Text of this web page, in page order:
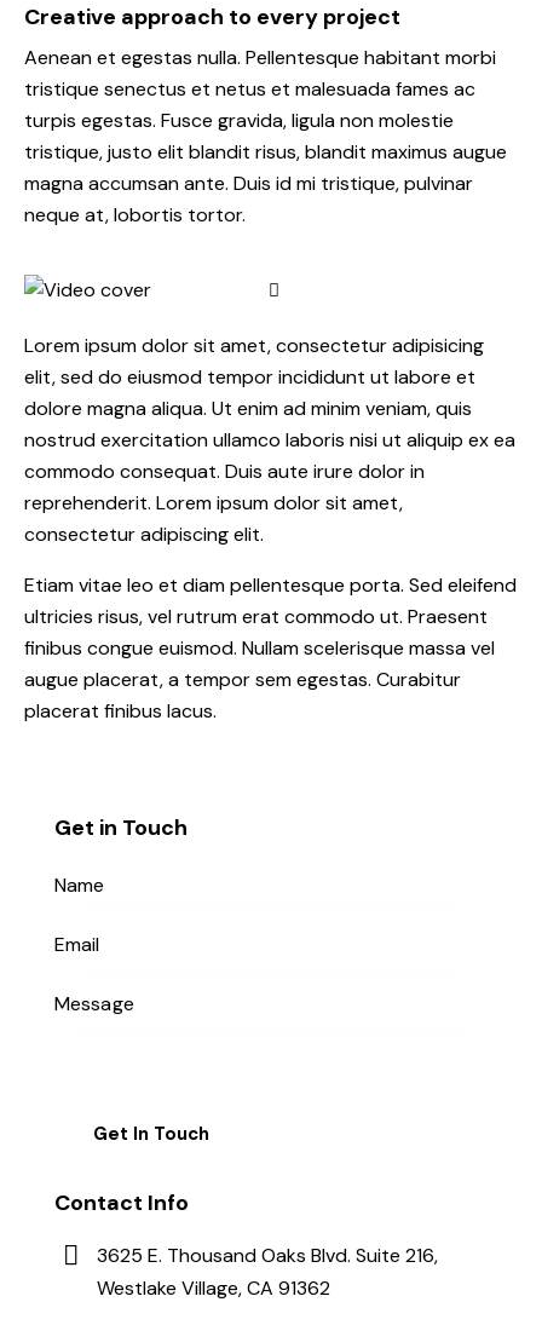
Creative approach to every project
Aenean et egestas nulla. Pellentesque habitant morbi
tristique senectus et netus et malesuada fames ac
turpis egestas. Fusce gravida, ligula non molestie
tristique, justo elit blandit risus, blandit maximus augue
magna accumsan ante. Duis id mi tristique, pulvinar
neque at, lobortis tortor.
Lorem ipsum dolor sit amet, consectetur adipisicing
elit, sed do eiusmod tempor incididunt ut labore et
dolore magna aliqua. Ut enim ad minim veniam, quis
nostrud exercitation ullamco laboris nisi ut aliquip ex ea
commodo consequat. Duis aute irure dolor in
reprehenderit. Lorem ipsum dolor sit amet,
consectetur adipiscing elit.
Etiam vitae leo et diam pellentesque porta. Sed eleifend
ultricies risus, vel rutrum erat commodo ut. Praesent
finibus congue euismod. Nullam scelerisque massa vel
augue placerat, a tempor sem egestas. Curabitur
placerat finibus lacus.
Get in Touch
Contact Info
3625 E. Thousand Oaks Blvd. Suite 216,
Westlake Village, CA 91362